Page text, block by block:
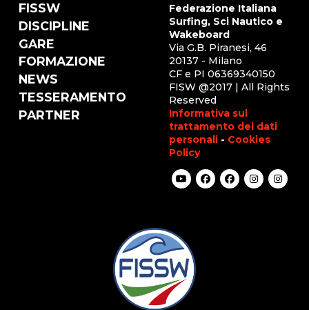
FISSW
DISCIPLINE
GARE
FORMAZIONE
NEWS
TESSERAMENTO
PARTNER
Federazione Italiana
Surfing, Sci Nautico e
Wakeboard
Via G.B. Piranesi, 46
20137 - Milano
CF e PI 06369340150
FISW @2017 | All Rights
Reserved
Informativa sul
trattamento dei dati
personali - Cookies
Policy